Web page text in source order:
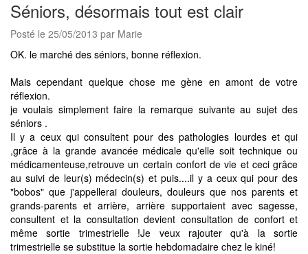
Séniors, désormais tout est clair
Posté le 25/05/2013 par Marie
OK. le marché des séniors, bonne réflexion.
Mais cependant quelque chose me gène en amont de votre
réflexion.
je voulais simplement faire la remarque suivante au sujet des
séniors .
Il y a ceux qui consultent pour des pathologies lourdes et qui
,grâce à la grande avancée médicale qu'elle soit technique ou
médicamenteuse,retrouve un certain confort de vie et ceci grâce
au suivi de leur(s) médecin(s) et puis....il y a ceux qui pour des
"bobos" que j'appellerai douleurs, douleurs que nos parents et
grands-parents et arrière, arrière supportaient avec sagesse,
consultent et la consultation devient consultation de confort et
même sortie trimestrielle !Je veux rajouter qu'à la sortie
trimestrielle se substitue la sortie hebdomadaire chez le kiné!